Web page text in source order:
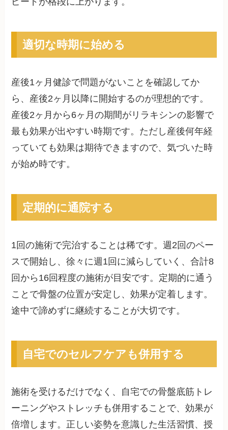
適切な時期に始める
産後1ヶ月健診で問題がないことを確認してか
ら、産後2ヶ月以降に開始するのが理想的です。
産後2ヶ月から6ヶ月の期間がリラキシンの影響で
最も効果が出やすい時期です。ただし産後何年経
っていても効果は期待できますので、気づいた時
が始め時です。
定期的に通院する
1回の施術で完治することは稀です。週2回のペー
スで開始し、徐々に週1回に減らしていく、合計8
回から16回程度の施術が目安です。定期的に通う
ことで骨盤の位置が安定し、効果が定着します。
途中で諦めずに継続することが大切です。
自宅でのセルフケアも併用する
施術を受けるだけでなく、自宅での骨盤底筋トレ
ーニングやストレッチも併用することで、効果が
倍増します。正しい姿勢を意識した生活習慣、授